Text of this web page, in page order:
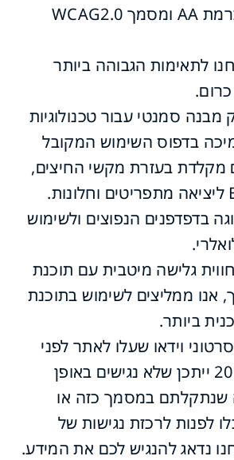
באינטרנט ברמת AA ומסמך WCAG2.0
לתאימות הגבוהה ביותר
סמנטי עבור טכנולוגיות
בדפוס השימוש המקובל
בעזרת מקשי החיצים,
בדפדפנים הנפוצים ולשימוש
גלישה מיטבית עם תוכנת
ממליצים לשימוש בתוכנת
וידאו שעלו לאתר לפני
אוקטובר 2017 ייתכן שלא נגישים באופן
שנתקלתם במסמך כזה או
לפנות לרכזת נגישות של
נדאג להנגיש לכם את המידע.